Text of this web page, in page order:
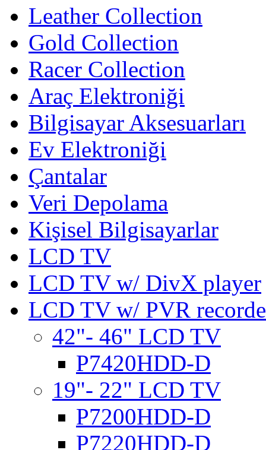
Leather Collection
Gold Collection
Racer Collection
Araç Elektroniği
Bilgisayar Aksesuarları
Ev Elektroniği
Çantalar
Veri Depolama
Kişisel Bilgisayarlar
LCD TV
LCD TV w/ DivX player
LCD TV w/ PVR
42"- 46" LCD TV
P7420HDD-D
19"- 22" LCD TV
P7200HDD-D
P7220HDD-D